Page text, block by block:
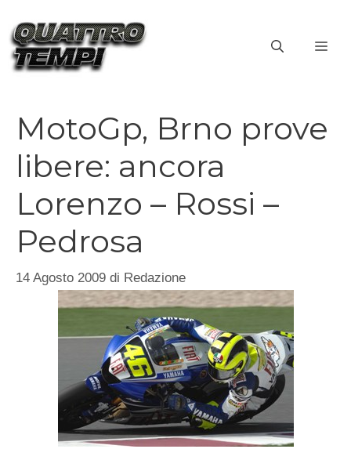
contenuto
MotoGp, Brno prove
libere: ancora
Lorenzo – Rossi –
Pedrosa
14 Agosto 2009 di Redazione